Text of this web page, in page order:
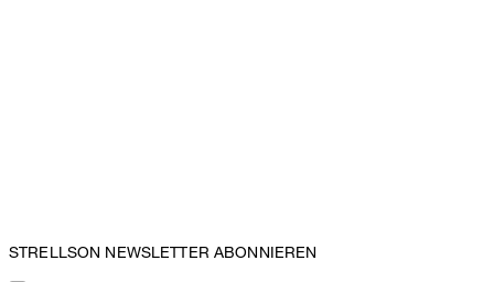
STRELLSON NEWSLETTER ABONNIEREN